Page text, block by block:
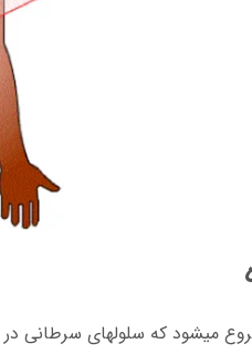
میشود که سلولهای سرطانی